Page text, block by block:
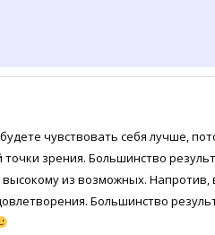
чувствовать себя лучше,
зрения. Большинство
из возможных. Напротив,
Большинство